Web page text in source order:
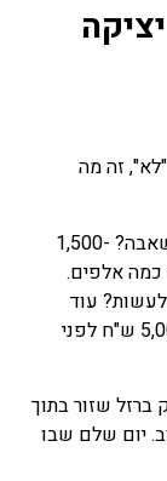
זה מה
ביטלת את המשאבה? 1,500-
כמה אלפים.
עוד
אלפים. רק מהביטול, שרפת 5,000-10,000 ש"ח לפני
ברזל שזור בתוך
יום שלם שבו